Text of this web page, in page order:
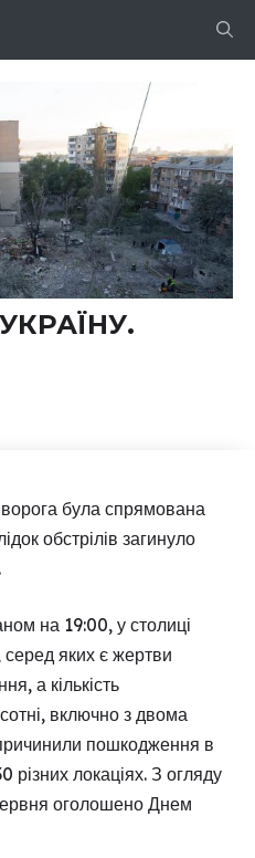
була спрямована
обстрілів загинуло
на 19:00, у столиці
серед яких є жертви
а кількість
включно з двома
пошкодження в
різних локаціях. З огляду
оголошено Днем